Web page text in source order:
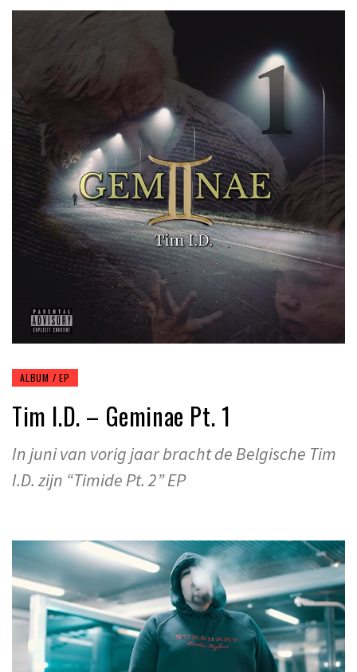
ALBUM / EP
Tim I.D. – Geminae Pt. 1
In juni van vorig jaar bracht de Belgische Tim
I.D. zijn “Timide Pt. 2” EP